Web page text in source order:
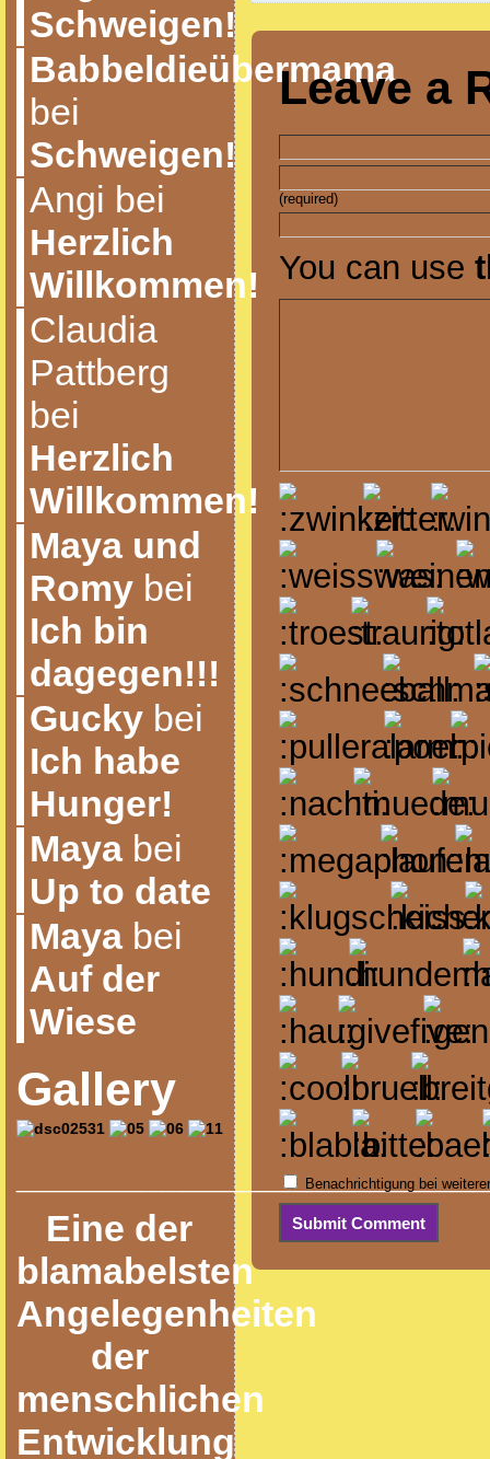
Schweigen!
Babbeldieübermama
bei
Schweigen!
Angi bei
Herzlich
Willkommen!
Claudia
Pattberg
bei
Herzlich
Willkommen!
Maya und
Romybei
Ich bin
dagegen!!!
Guckybei
Ich habe
Hunger!
Mayabei
Up to date
Mayabei
Auf der
Wiese
Gallery
Eine der
blamabelsten
Angelegenheiten
der
menschlichen
Entwicklung
Leave a
(required)
You can use
Benachrichtigung bei